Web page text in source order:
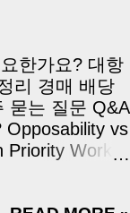
요 • 아파트·
관리하고 있
세 또는 월세
한가요? 대항
리 경매 배당
묻는 질문 Q&A
vs
Works